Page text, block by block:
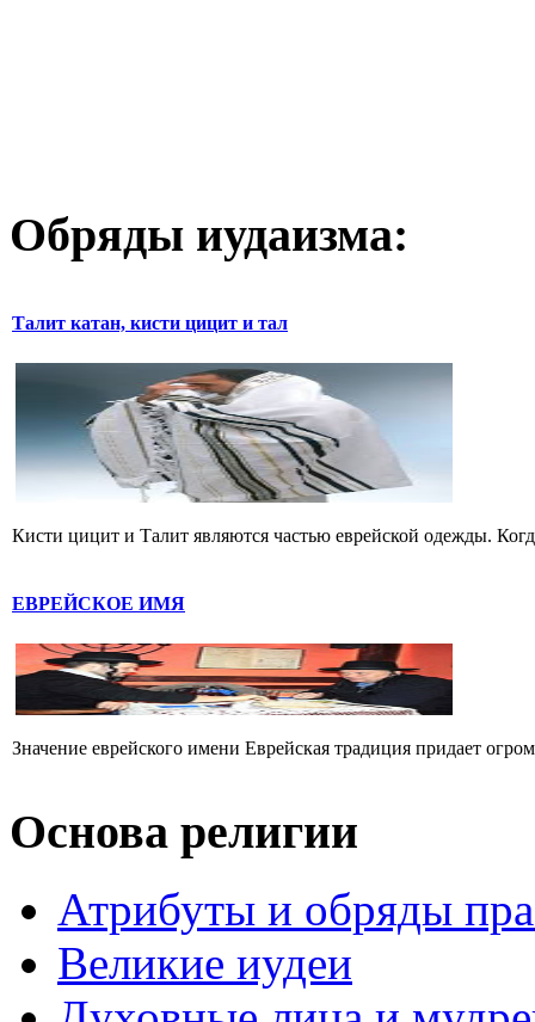
Обряды иудаизма:
Талит катан, кисти цицит и тал
Кисти цицит и Талит являются частью еврейской одежды.
ЕВРЕЙСКОЕ ИМЯ
Значение еврейского имени Еврейская традиция придает
Основа религии
Атрибуты и обряды
Великие иудеи